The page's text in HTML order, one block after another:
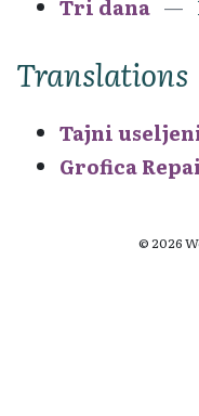
Tri dana
Translations
Tajni
Grofica
© 2026